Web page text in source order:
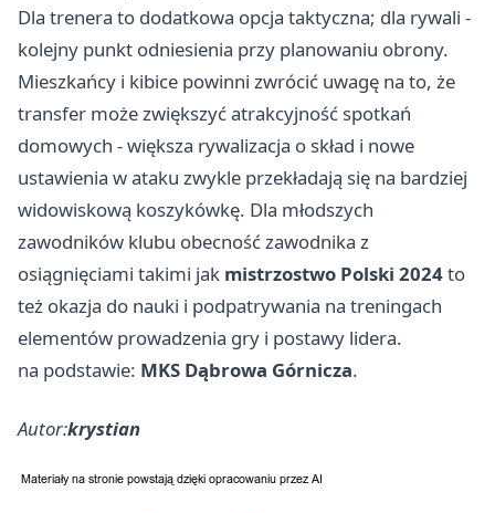
Dla trenera to dodatkowa opcja taktyczna; dla rywali -
kolejny punkt odniesienia przy planowaniu obrony.
Mieszkańcy i kibice powinni zwrócić uwagę na to, że
transfer może zwiększyć atrakcyjność spotkań
domowych - większa rywalizacja o skład i nowe
ustawienia w ataku zwykle przekładają się na bardziej
widowiskową koszykówkę. Dla młodszych
zawodników klubu obecność zawodnika z
osiągnięciami takimi jak mistrzostwo Polski 2024to
też okazja do nauki i podpatrywania na treningach
elementów prowadzenia gry i postawy lidera.
na podstawie: MKS Dąbrowa Górnicza.
Autor:krystian